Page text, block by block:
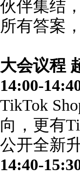
伙伴集结
所有答案
大会议程
14:00-
TikTok
向，更有
公开全新
14:40-